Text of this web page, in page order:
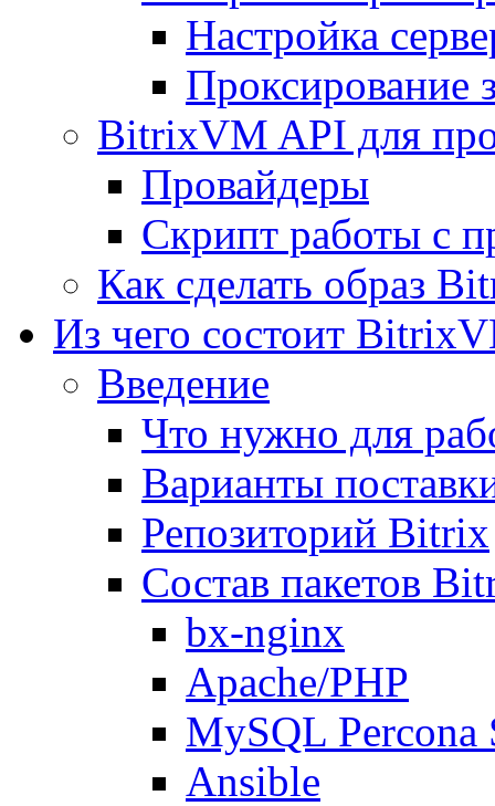
Настройка
Проксирование
BitrixVM API для
Провайдеры
Скрипт работы с
Как сделать образ
Из чего состоит
Введение
Что нужно для
Варианты
Репозиторий Bitrix
Состав пакетов
bx-nginx
Apache/PHP
MySQL Percona
Ansible